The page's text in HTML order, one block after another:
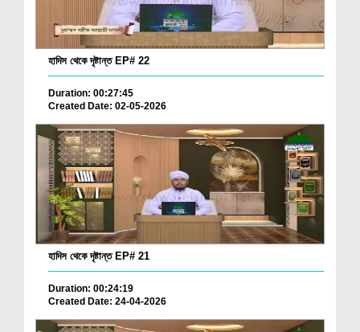
হাদিস থেকে দৃষ্টান্ত EP# 22
Duration: 00:27:45
Created Date: 02-05-2026
হাদিস থেকে দৃষ্টান্ত EP# 21
Duration: 00:24:19
Created Date: 24-04-2026